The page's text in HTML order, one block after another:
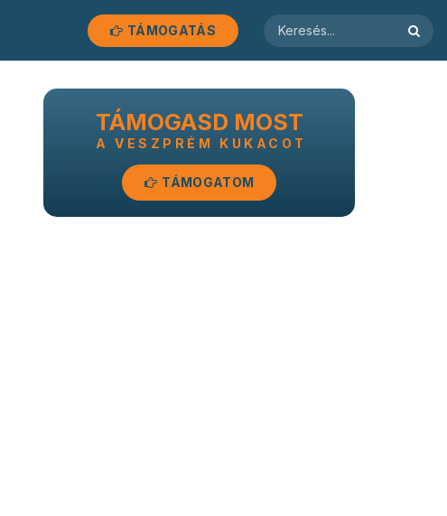
TÁMOGATÁS
TÁMOGASD MOST
A VESZPRÉM KUKACOT
TÁMOGATOM